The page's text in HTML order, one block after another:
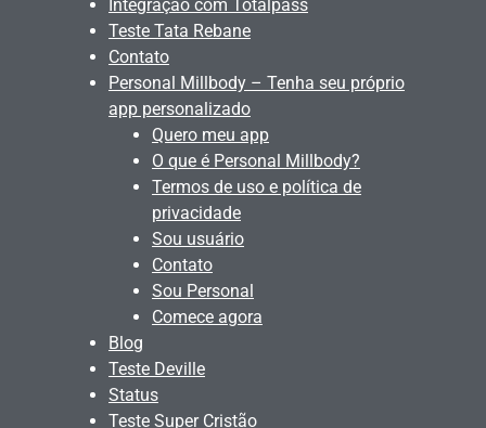
Integração com Totalpass
Teste Tata Rebane
Contato
Personal Millbody – Tenha seu próprio
app personalizado
Quero meu app
O que é Personal Millbody?
Termos de uso e política de
privacidade
Sou usuário
Contato
Sou Personal
Comece agora
Blog
Teste Deville
Status
Teste Super Cristão